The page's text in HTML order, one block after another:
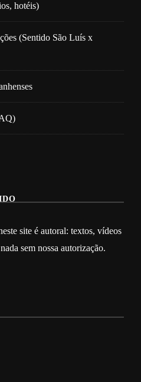
hotéis)
(Sentido São Luís x
site é autoral: textos, vídeos
sem nossa autorização.